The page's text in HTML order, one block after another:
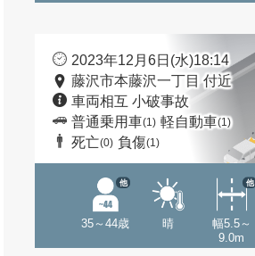
2023年12月6日(水)18:14
藤沢市本藤沢一丁目 付近
車両相互 小破事故
普通乗用車(1) 軽自動車(1)
死亡(0) 負傷(1)
35～44歳
他
晴
幅5.5～
9.0m
他